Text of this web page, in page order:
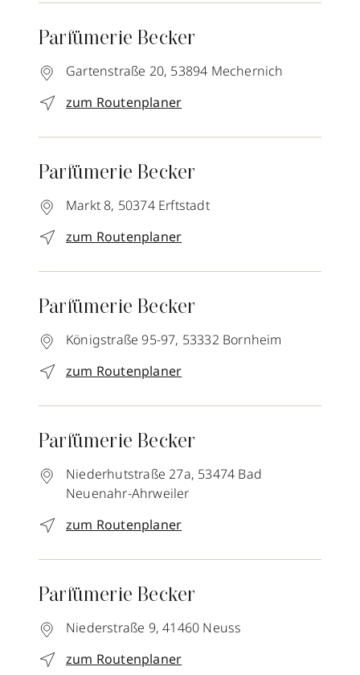
Parfümerie Becker
Gartenstraße 20, 53894 Mechernich
zum Routenplaner
Parfümerie Becker
Markt 8, 50374 Erftstadt
zum Routenplaner
Parfümerie Becker
Königstraße 95-97, 53332 Bornheim
zum Routenplaner
Parfümerie Becker
Niederhutstraße 27a, 53474 Bad
Neuenahr-Ahrweiler
zum Routenplaner
Parfümerie Becker
Niederstraße 9, 41460 Neuss
zum Routenplaner